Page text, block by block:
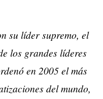
su líder supremo, el
los grandes líderes
en 2005 el más
del mundo,